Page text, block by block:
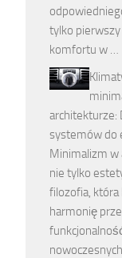
tylko
komfortu w …
architekturze:
systemów do
Minimalizm w
nie tylko
filozofia, która
harmonię